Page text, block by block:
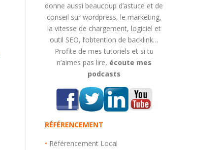
donne aussi beaucoup d’astuce et de
conseil sur wordpress, le marketing,
la vitesse de chargement, logiciel et
outil SEO, l’obtention de backlink…
Profite de mes tutoriels et si tu
n’aimes pas lire, écoute mes
podcasts
RÉFÉRENCEMENT
• Référencement Local